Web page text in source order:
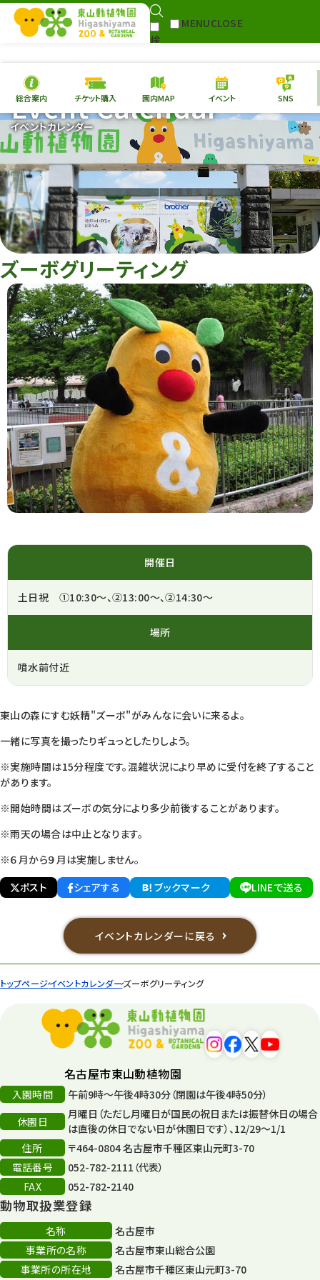
検
MENUCLOSE
本日の開園情報 チケ
園内MAP イベント
総合案内
動物園 植物園
再生プラン
東山動植物園
への支援
環境教育
サイトマップ
Follow
総合案内 チケット購入 園内MAP イベント SNS
イベントカレンダー
Event Calendar
トップページイベントカレンダーズーボグリーティング
ズーボグリーティング
開催日
土日祝 ①10:30～、②13:00～、②14:30～
場所
噴水前付近
東山の森にすむ妖精"ズーボ"がみんなに会いに来るよ。
一緒に写真を撮ったりギュっとしたりしよう。
※実施時間は15分程度です。混雑状況により早めに受付を終了すること
があります。
※開始時間はズーボの気分により多少前後することがあります。
※雨天の場合は中止となります。
※６月から９月は実施しません。
ポスト
シェアする ブックマーク LINEで送る
イベントカレンダーに戻る
名古屋市東山動植物園
入園時間
午前9時～午後4時30分（閉園は午後4時50分）
休園日
月曜日（ただし月曜日が国民の祝日または振替休日の場合
は直後の休日でない日が休園日です）、12/29～1/1
住所
〒464-0804 名古屋市千種区東山元町3-70
電話番号
052-782-2111（代表）
FAX
052-782-2140
動物取扱業登録
名称
名古屋市
事業所の名称
名古屋市東山総合公園
事業所の所在地
名古屋市千種区東山元町3-70